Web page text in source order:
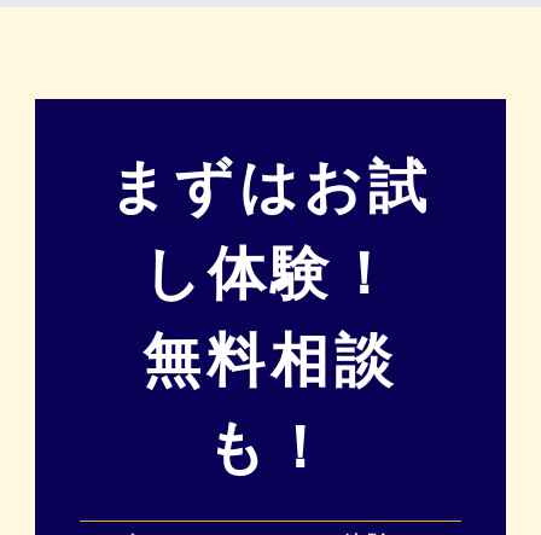
まずはお試
し体験！
無料相談
も！